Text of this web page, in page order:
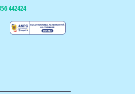
442424